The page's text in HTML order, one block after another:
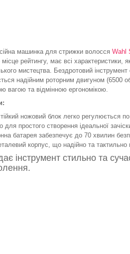
машинка для стрижки волосся Wahl
рейтингу, має всі характеристики,
мистецтва. Бездротовий інструмент
надійним роторним двигуном (6500
вагою та відмінною ергономікою.
ножовий блок легко регулюється
для простого створення ідеальної
батарея забезпечує до 70 хвилин
корпус, що надійно та тактильно
інструмент стильно та